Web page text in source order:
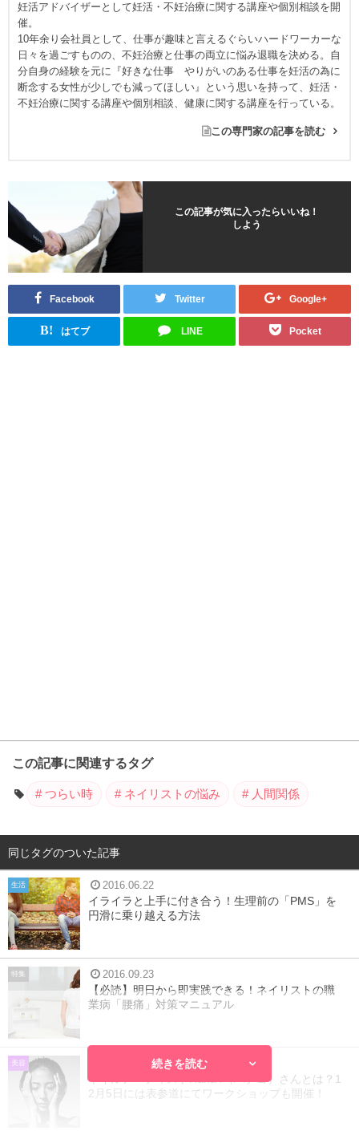
妊活アドバイザーとして妊活・不妊治療に関する講座や個別相談を開
催。
10年余り会社員として、仕事が趣味と言えるぐらいハードワーカーな
日々を過ごすものの、不妊治療と仕事の両立に悩み退職を決める。自
分自身の経験を元に『好きな仕事 やりがいのある仕事を妊活の為に
断念する女性が少しでも減ってほしい』という思いを持って、妊活・
不妊治療に関する講座や個別相談、健康に関する講座を行っている。
この専門家の記事を読む
この記事が気に入ったらいいね！
しよう
Facebook Twitter Google+
B! はてブ LINE Pocket
この記事に関連するタグ
つらい時 ネイリストの悩み 人間関係
同じタグのついた記事
生活 2016.06.22
イライラと上手に付き合う！生理前の「PMS」を
円滑に乗り越える方法
特集 2016.09.23
【必読】明日から即実践できる！ネイリストの職
業病「腰痛」対策マニュアル
美容 2016.12.01
ネイルアーティストHana4（ハナヨ）さんとは？1
2月5日には表参道にてワークショップも開催！
続きを読む